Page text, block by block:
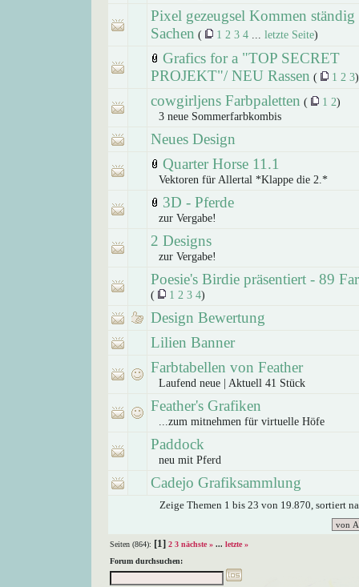
Pixel gezeugsel Kommen ständig
Sachen ( 1 2 3 4 letzte Seite)
Grafics for a "TOP SECRET
PROJEKT"/ NEU Rassen ( 1 2 3)
cowgirljens Farbpaletten ( 1 2)
3 neue Sommerfarbkombis
Neues Design
Quarter Horse 11.1
Vektoren für Allertal *Klappe die 2.*
3D - Pferde
zur Vergabe!
2 Designs
zur Vergabe!
Poesie's Birdie präsentiert - 89
( 1 2 3 4)
Design Bewertung
Lilien Banner
Farbtabellen von Feather
Laufend neue | Aktuell 41 Stück
Feather's Grafiken
...zum mitnehmen für virtuelle Höfe
Paddock
neu mit Pferd
Cadejo Grafiksammlung
Zeige Themen 1 bis 23 von 19.870, sortiert
Seiten (864): [1] 2 3 nächste » ... letzte »
Forum durchsuchen: